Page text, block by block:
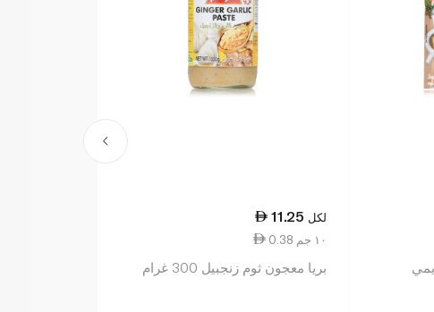
11.25 لكل
0.38 ١٠ جم
بريا معجون ثوم زنجبيل 300 غرام